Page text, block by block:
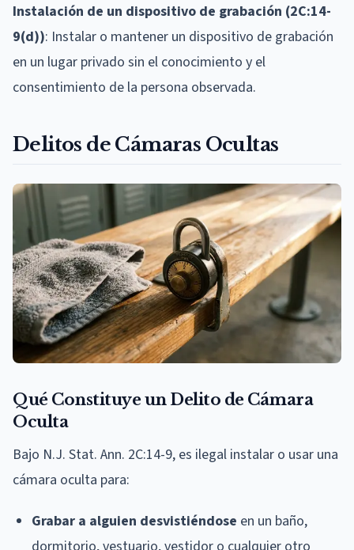
Instalación de un dispositivo de grabación (2C:14-
9(d)): Instalar o mantener un dispositivo de grabación
en un lugar privado sin el conocimiento y el
consentimiento de la persona observada.
Delitos de Cámaras Ocultas
Qué Constituye un Delito de Cámara
Oculta
Bajo N.J. Stat. Ann. 2C:14-9, es ilegal instalar o usar una
cámara oculta para:
Grabar a alguien desvistiéndose en un baño,